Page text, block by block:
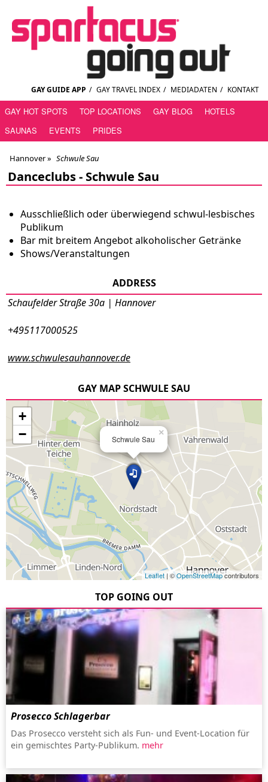
GAY GUIDE APP / GAY TRAVEL INDEX / MEDIADATEN / KONTAKT
GAY HOT SPOTS TOP LOCATIONS GAY BLOG
HOTELS
SAUNAS
EVENTS PRIDES
Hannover» Schwule Sau
Danceclubs - Schwule Sau
Ausschließlich oder überwiegend schwul-lesbisches
Publikum
Bar mit breitem Angebot alkoholischer Getränke
Shows/Veranstaltungen
ADDRESS
Schaufelder Straße 30a | Hannover
+495117000525
www.schwulesauhannover.de
GAY MAP SCHWULE SAU
Schwule Sau
×
+
−
Leaflet | ©OpenStreetMapcontributors
TOP GOING OUT
Prosecco Schlagerbar
Das Prosecco versteht sich als Fun- und Event-Location für
ein gemischtes Party-Publikum. mehr